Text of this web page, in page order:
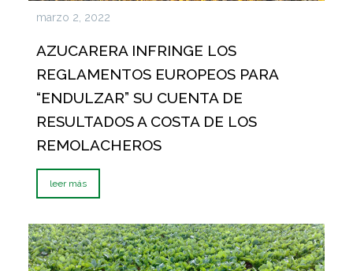
marzo 2, 2022
AZUCARERA INFRINGE LOS
REGLAMENTOS EUROPEOS PARA
“ENDULZAR” SU CUENTA DE
RESULTADOS A COSTA DE LOS
REMOLACHEROS
leer más